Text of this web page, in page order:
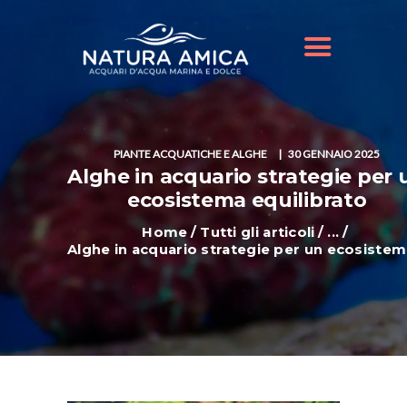
PIANTE ACQUATICHE E ALGHE 30 GENNAIO 2025
Alghe in acquario strategie per
ecosistema equilibrato
Home Tutti gli articoli
...
Alghe in acquario strategie per un
IL NOSTRO NEGOZIO
OFFERTE ACQUARI
SHOP ONLINE
BLOG